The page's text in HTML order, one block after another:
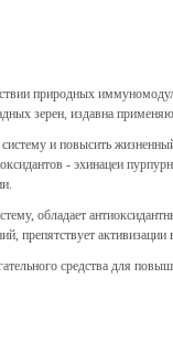
природных
зерен, издавна
и повысить
- эхинацеи
обладает
препятствует
средства для